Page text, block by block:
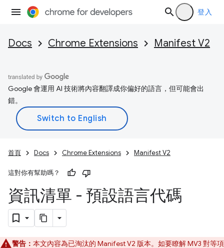
登入
Docs Chrome Extensions Manifest V2
Google 會運用 AI 技術將內容翻譯成你偏好的語言，但可能會出
錯。
首頁 Docs Chrome Extensions Manifest V2
這對你有幫助嗎？
資訊清單 - 預設語言代碼
警告： 本文內容為已淘汰的 Manifest V2 版本。如要瞭解 MV3 對等項